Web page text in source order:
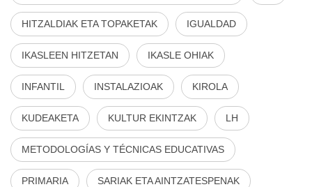
HITZALDIAK ETA TOPAKETAK IGUALDAD
IKASLEEN HITZETAN IKASLE OHIAK
INFANTIL INSTALAZIOAK KIROLA
KUDEAKETA KULTUR EKINTZAK LH
METODOLOGÍAS Y TÉCNICAS EDUCATIVAS
PRIMARIA SARIAK ETA AINTZATESPENAK